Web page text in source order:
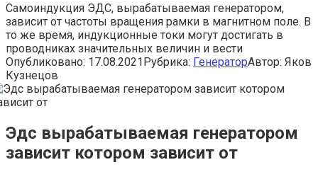
Самоиндукция ЭДС, вырабатываемая генератором,
зависит от частоты вращения рамки в магнитном поле. В
то же время, индукционные токи могут достигать в
проводниках значительных величин и вести
Опубликовано: 17.08.2021Рубрика: ГенераторАвтор: Яков
Кузнецов
Эдс вырабатываемая генератором
зависит котором зависит от